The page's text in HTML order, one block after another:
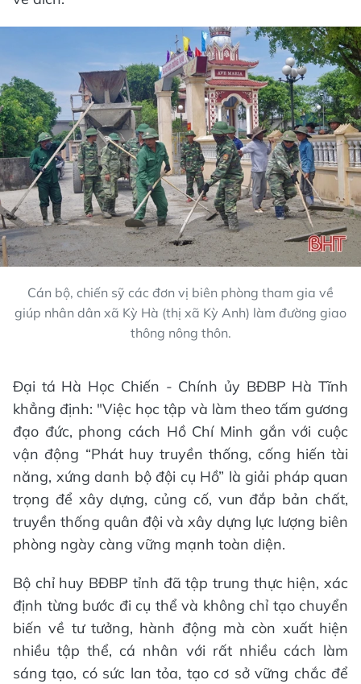
Cán bộ, chiến sỹ các đơn vị biên phòng tham gia về
giúp nhân dân xã Kỳ Hà (thị xã Kỳ Anh) làm đường giao
thông nông thôn.
Đại tá Hà Học Chiến - Chính ủy BĐBP Hà Tĩnh
khẳng định: "Việc học tập và làm theo tấm gương
đạo đức, phong cách Hồ Chí Minh gắn với cuộc
vận động “Phát huy truyền thống, cống hiến tài
năng, xứng danh bộ đội cụ Hồ” là giải pháp quan
trọng để xây dựng, củng cố, vun đắp bản chất,
truyền thống quân đội và xây dựng lực lượng biên
phòng ngày càng vững mạnh toàn diện.
Bộ chỉ huy BĐBP tỉnh đã tập trung thực hiện, xác
định từng bước đi cụ thể và không chỉ tạo chuyển
biến về tư tưởng, hành động mà còn xuất hiện
nhiều tập thể, cá nhân với rất nhiều cách làm
sáng tạo, có sức lan tỏa, tạo cơ sở vững chắc để